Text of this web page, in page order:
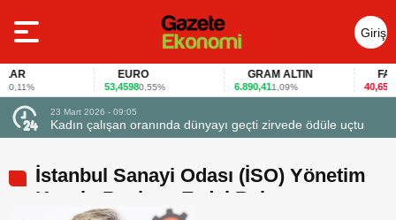
Giriş
Yap
EURO
53,45980,55%
GRAM ALTIN
6.890,411,09%
FAİZ
40,65-
23 Mart 2026 - 09:05
Kadın çalışan oranında dünyayı geçti zirvede ödüle uçtu
İstanbul Sanayi Odası (İSO) Yönetim
Kurulu Başkanı Erdal Bahçıvan